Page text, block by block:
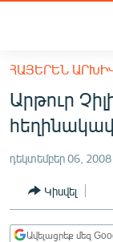
հիմնական
բովանդակությանը
Անցնել
հիմնական
մենյուին
ՀԱՅԱՍՏԱՆ
ՔԱՂԱՔԱԿԱՆ
ԻՐԱՎՈՒՆՔ
ՀԱՅԵՐԵՆ
Արթուր
դեկտեմբեր 06, 2008
Կիսվել
Ավելացրեք մեզ